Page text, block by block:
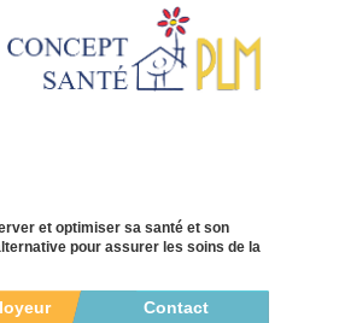
et optimiser sa santé et son
pour assurer les soins de la
Contact